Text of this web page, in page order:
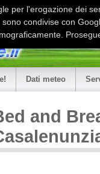
Dati meteo
and
per l'erogazione dei
condivise con